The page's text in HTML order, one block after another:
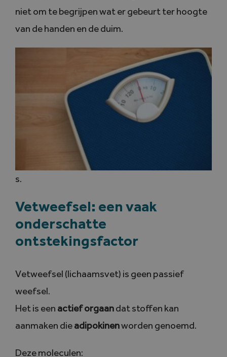
niet om te begrijpen wat er gebeurt ter hoogte
van de handen en de duim.
s.
Vetweefsel: een vaak
onderschatte
ontstekingsfactor
Vetweefsel (lichaamsvet) is geen passief
weefsel.
Het is een actief orgaandat stoffen kan
aanmaken dieadipokinenworden genoemd.
Deze moleculen: